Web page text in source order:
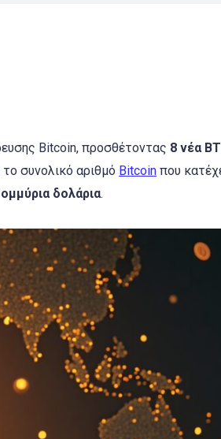
Bitcoin, προσθέτοντας 8 νέα
συνολικό αριθμό Bitcoin που
δολάρια.